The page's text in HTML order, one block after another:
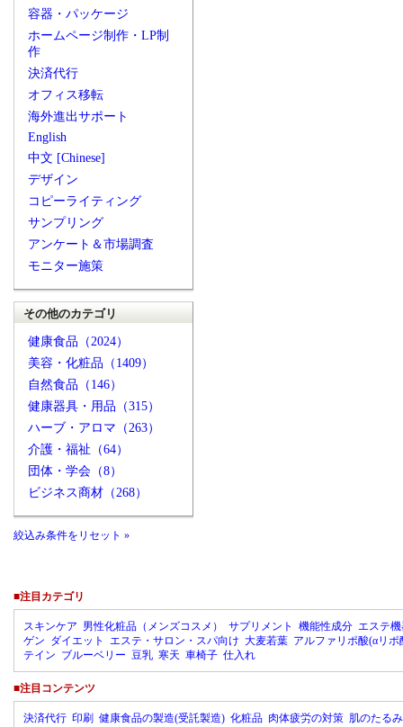
容器・パッケージ
ホームページ制作・LP制
作
決済代行
オフィス移転
海外進出サポート
English
中文 [Chinese]
デザイン
コピーライティング
サンプリング
アンケート＆市場調査
モニター施策
その他のカテゴリ
健康食品（2024）
美容・化粧品（1409）
自然食品（146）
健康器具・用品（315）
ハーブ・アロマ（263）
介護・福祉（64）
団体・学会（8）
ビジネス商材（268）
絞込み条件をリセット »
■注目カテゴリ
スキンケア 男性化粧品（メンズコスメ） サプリメント 機能性成分 エステ
ゲン ダイエット エステ・サロン・スパ向け 大麦若葉 アルファリポ酸(αリポ
テイン ブルーベリー 豆乳 寒天 車椅子 仕入れ
■注目コンテンツ
決済代行 印刷 健康食品の製造(受託製造) 化粧品 肉体疲労の対策 肌のたる